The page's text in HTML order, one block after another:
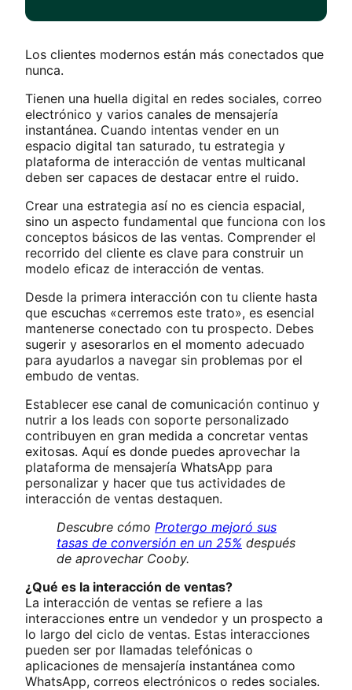
Los clientes modernos están más conectados que
nunca.
Tienen una huella digital en redes sociales, correo
electrónico y varios canales de mensajería
instantánea. Cuando intentas vender en un
espacio digital tan saturado, tu estrategia y
plataforma de interacción de ventas multicanal
deben ser capaces de destacar entre el ruido.
Crear una estrategia así no es ciencia espacial,
sino un aspecto fundamental que funciona con los
conceptos básicos de las ventas. Comprender el
recorrido del cliente es clave para construir un
modelo eficaz de interacción de ventas.
Desde la primera interacción con tu cliente hasta
que escuchas «cerremos este trato», es esencial
mantenerse conectado con tu prospecto. Debes
sugerir y asesorarlos en el momento adecuado
para ayudarlos a navegar sin problemas por el
embudo de ventas.
Establecer ese canal de comunicación continuo y
nutrir a los leads con soporte personalizado
contribuyen en gran medida a concretar ventas
exitosas. Aquí es donde puedes aprovechar la
plataforma de mensajería WhatsApp para
personalizar y hacer que tus actividades de
interacción de ventas destaquen.
Descubre cómo Protergo mejoró sus
tasas de conversión en un 25% después
de aprovechar Cooby.
¿Qué es la interacción de ventas?
La interacción de ventas se refiere a las
interacciones entre un vendedor y un prospecto a
lo largo del ciclo de ventas. Estas interacciones
pueden ser por llamadas telefónicas o
aplicaciones de mensajería instantánea como
WhatsApp, correos electrónicos o redes sociales.